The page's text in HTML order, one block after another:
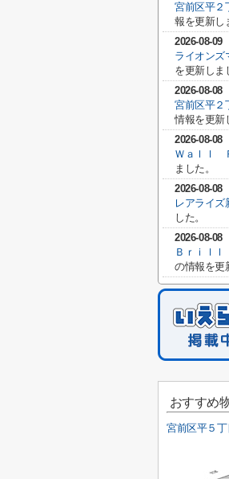
宮前区平
報を更新し
2026-08-09
ライオンズ
を更新しま
2026-08-08
宮前区平２
情報を更新
2026-08-08
Ｗａｌｌ
ました。
2026-08-08
レアライズ
した。
2026-08-08
Ｂｒｉｌ
の情報を更
おすすめ
宮前区平５